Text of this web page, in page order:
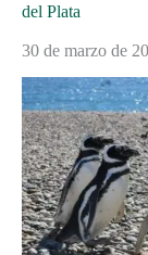
del Plata
30 de marzo de